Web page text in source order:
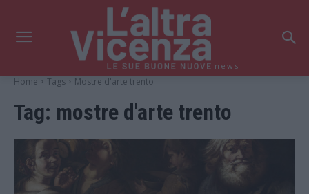
news
Home Tags Mostre d'arte trento
Tag: mostre d'arte trento